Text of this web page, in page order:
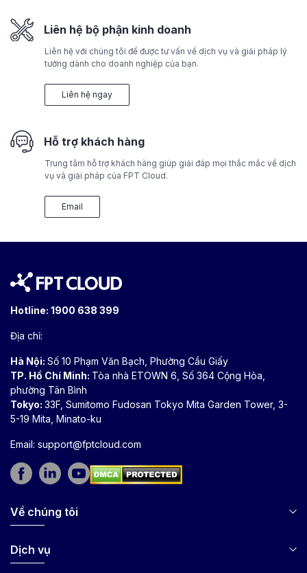
Liên hệ bộ phận kinh doanh
Liên hệ với chúng tôi để được tư vấn về dịch vụ và giải pháp lý
tưởng dành cho doanh nghiệp của bạn.
Liên hệ ngay
Hỗ trợ khách hàng
Trung tâm hỗ trợ khách hàng giúp giải đáp mọi thắc mắc về dịch
vụ và giải pháp của FPT Cloud.
Email
Hotline: 1900 638 399
Địa chỉ:
Hà Nội: Số 10 Phạm Văn Bạch, Phường Cầu Giấy
TP. Hồ Chí Minh: Tòa nhà ETOWN 6, Số 364 Cộng Hòa,
phường Tân Bình
Tokyo: 33F, Sumitomo Fudosan Tokyo Mita Garden Tower, 3-
5-19 Mita, Minato-ku
Email: support@fptcloud.com
Về chúng tôi
Dịch vụ